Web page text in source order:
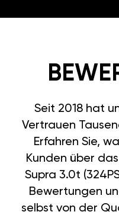
Seit 2018 hat
Vertrauen
Erfahren Sie,
Kunden über
Supra 3.0t
Bewertungen
selbst von der